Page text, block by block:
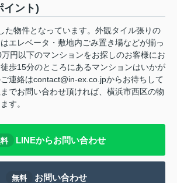
イント)
た物件となっています。外観タイル張りの
エレベータ・敷地内ごみ置き場などが揃っ
円以下のマンションをお探しのお客様にお
歩15分のところにあるマンションはいかが
連絡はcontact@in-ex.co.jpからお待ちして
でお問い合わせ頂ければ、横浜市西区の物
す。
LINEからお問い合わせ
無料 お問い合わせ